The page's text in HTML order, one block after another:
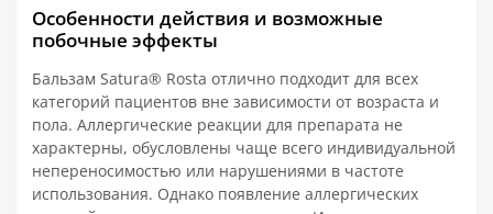
Особенности действия и возможные
побочные эффекты
Бальзам Satura® Rosta отлично подходит для всех
категорий пациентов вне зависимости от возраста и
пола. Аллергические реакции для препарата не
характерны, обусловлены чаще всего индивидуальной
непереносимостью или нарушениями в частоте
использования. Однако появление аллергических